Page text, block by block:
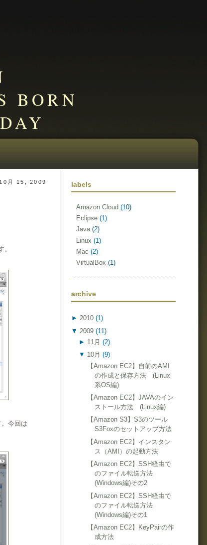
BORN
月 15, 2009
今回は
labels
Amazon Cloud (10)
Eclipse (1)
Java (2)
Linux (1)
Mac (2)
VirtualBox (1)
archive
► 2010 (1)
▼ 2009 (11)
► 11月(2)
▼ 10月(9)
【Amazon EC2】自前のAMI
の作成と保存方法 (Linux
系OS編)
【Amazon EC2】JAVAのイン
ストール方法 (Linux編)
【Amazon S3】S3のツール
S3Foxのセットアップ方法
【Amazon EC2】インスタン
ス（AMI）の起動方法
【Amazon EC2】SSH経由で
のファイル転送方法
(Windows編)その2
【Amazon EC2】SSH経由で
のファイル転送方法
(Windows編)その1
【Amazon EC2】KeyPairの作
成方法